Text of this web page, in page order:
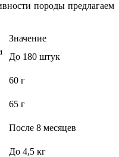
породы предлагаем
Значение
До 180 штук
60 г
65 г
После 8 месяцев
До 4,5 кг